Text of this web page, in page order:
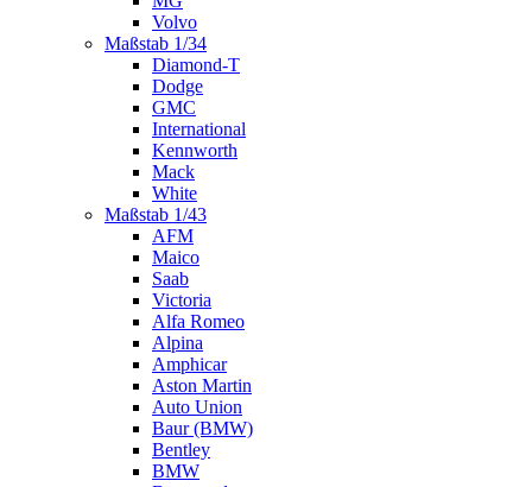
Volvo
Maßstab 1/34
Diamond-T
Dodge
GMC
International
Kennworth
Mack
White
Maßstab 1/43
AFM
Maico
Saab
Victoria
Alfa Romeo
Alpina
Amphicar
Aston Martin
Auto Union
Baur (BMW)
Bentley
BMW